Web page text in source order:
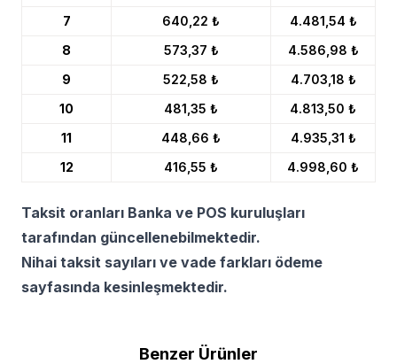
7
640,22 ₺
4.481,54 ₺
8
573,37 ₺
4.586,98 ₺
9
522,58 ₺
4.703,18 ₺
10
481,35 ₺
4.813,50 ₺
11
448,66 ₺
4.935,31 ₺
12
416,55 ₺ 4.998,60 ₺
Taksit oranları Banka ve POS kuruluşları
tarafından güncellenebilmektedir.
Nihai taksit sayıları ve vade farkları ödeme
sayfasında kesinleşmektedir.
Benzer Ürünler